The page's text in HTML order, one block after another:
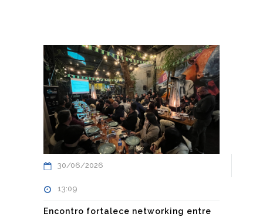
30/06/2026
13:09
Encontro fortalece networking entre